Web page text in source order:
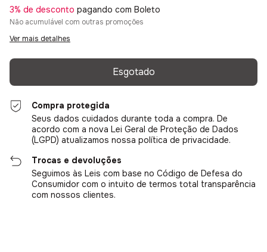
3% de desconto pagando com Boleto
Não acumulável com outras promoções
Ver mais detalhes
Compra protegida
Seus dados cuidados durante toda a compra. De
acordo com a nova Lei Geral de Proteção de Dados
(LGPD) atualizamos nossa política de privacidade.
Trocas e devoluções
Seguimos às Leis com base no Código de Defesa do
Consumidor com o intuito de termos total transparência
com nossos clientes.